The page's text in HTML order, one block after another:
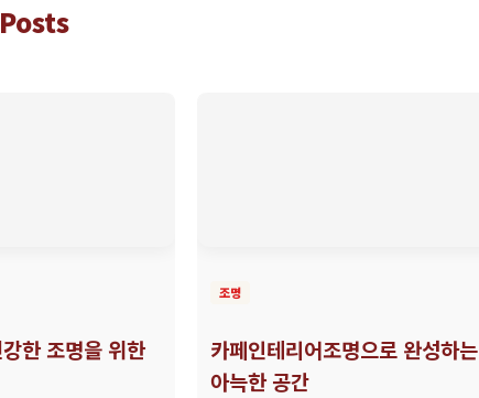
한 조명을 위한
조명
카페인테리어조명으로 완성하는
아늑한 공간